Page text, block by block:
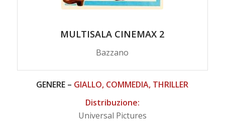
MULTISALA CINEMAX 2
Bazzano
GENERE – GIALLO, COMMEDIA, THRILLER
Distribuzione:
Universal Pictures